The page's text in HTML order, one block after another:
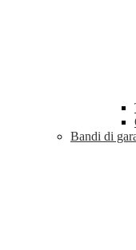
Bandi di